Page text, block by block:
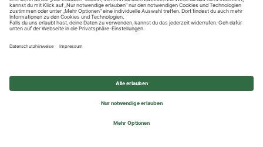
Privatsphäre-Einstellungen
© 2026 REWE Group - All rights reserved